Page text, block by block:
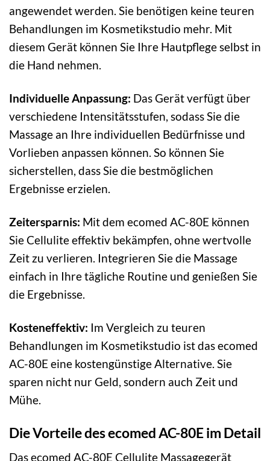
angewendet werden. Sie benötigen keine teuren
Behandlungen im Kosmetikstudio mehr. Mit
diesem Gerät können Sie Ihre Hautpflege selbst in
die Hand nehmen.
Individuelle Anpassung: Das Gerät verfügt über
verschiedene Intensitätsstufen, sodass Sie die
Massage an Ihre individuellen Bedürfnisse und
Vorlieben anpassen können. So können Sie
sicherstellen, dass Sie die bestmöglichen
Ergebnisse erzielen.
Zeitersparnis: Mit dem ecomed AC-80E können
Sie Cellulite effektiv bekämpfen, ohne wertvolle
Zeit zu verlieren. Integrieren Sie die Massage
einfach in Ihre tägliche Routine und genießen Sie
die Ergebnisse.
Kosteneffektiv: Im Vergleich zu teuren
Behandlungen im Kosmetikstudio ist das ecomed
AC-80E eine kostengünstige Alternative. Sie
sparen nicht nur Geld, sondern auch Zeit und
Mühe.
Die Vorteile des ecomed AC-80E im Detail
Das ecomed AC-80E Cellulite Massagegerät